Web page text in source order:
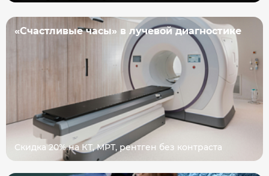
«Счастливые часы» в лучевой диагностике
Скидка 20% на КТ, МРТ, рентген без контраста